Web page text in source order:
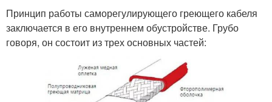
Принцип работы саморегулирующего греющего кабеля
заключается в его внутреннем обустройстве. Грубо
говоря, он состоит из трех основных частей: